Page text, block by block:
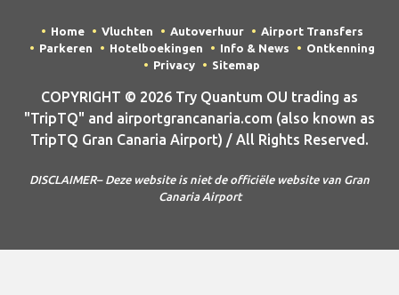
Home Vluchten Autoverhuur
Airport Transfers
Parkeren
Hotelboekingen Info & News
Ontkenning
Privacy
Sitemap
COPYRIGHT © 2026 Try Quantum OU trading as
"TripTQ" and airportgrancanaria.com (also known as
TripTQ Gran Canaria Airport) / All Rights Reserved.
DISCLAIMER– Deze website is niet de officiële website van Gran
Canaria Airport